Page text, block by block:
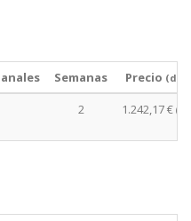
Semanas Precio
2 1.242,17 €